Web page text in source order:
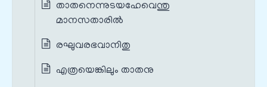
താതനെന്നുടയഹേവെന്തു
മാനസതാരില്‍
രഘുവരഭവാനിതു
എത്രയെങ്കിലും താതനു